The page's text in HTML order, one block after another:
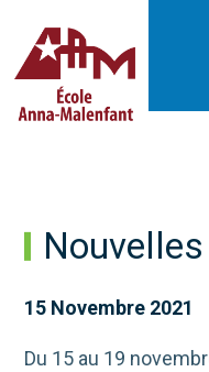
Nouvelles
15 Novembre 2021
Du 15 au 19